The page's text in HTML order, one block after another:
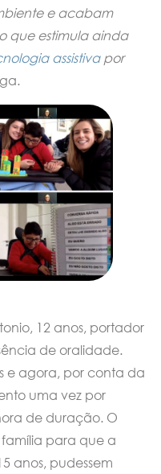
e acabam
que estimula ainda
assistivapor
12 anos, portador
de oralidade.
e agora, por conta da
uma vez por
de duração. O
para que a
anos, pudessem